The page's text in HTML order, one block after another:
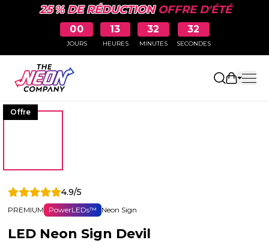
25 % DE RÉDUCTIONOFFRE D'ÉTÉ
00
JOURS
13
HEURES
32
MINUTES
32
SECONDES
Ouvrir
Offre
4.9/5
PREMIUM PowerLEDs™ Neon Sign
LED Neon Sign Devil